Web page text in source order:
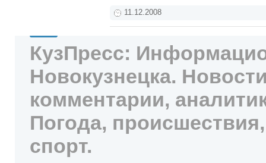
11.12.2008
КузПресс:
Новокузнецка.
комментарии,
Погода,
спорт.